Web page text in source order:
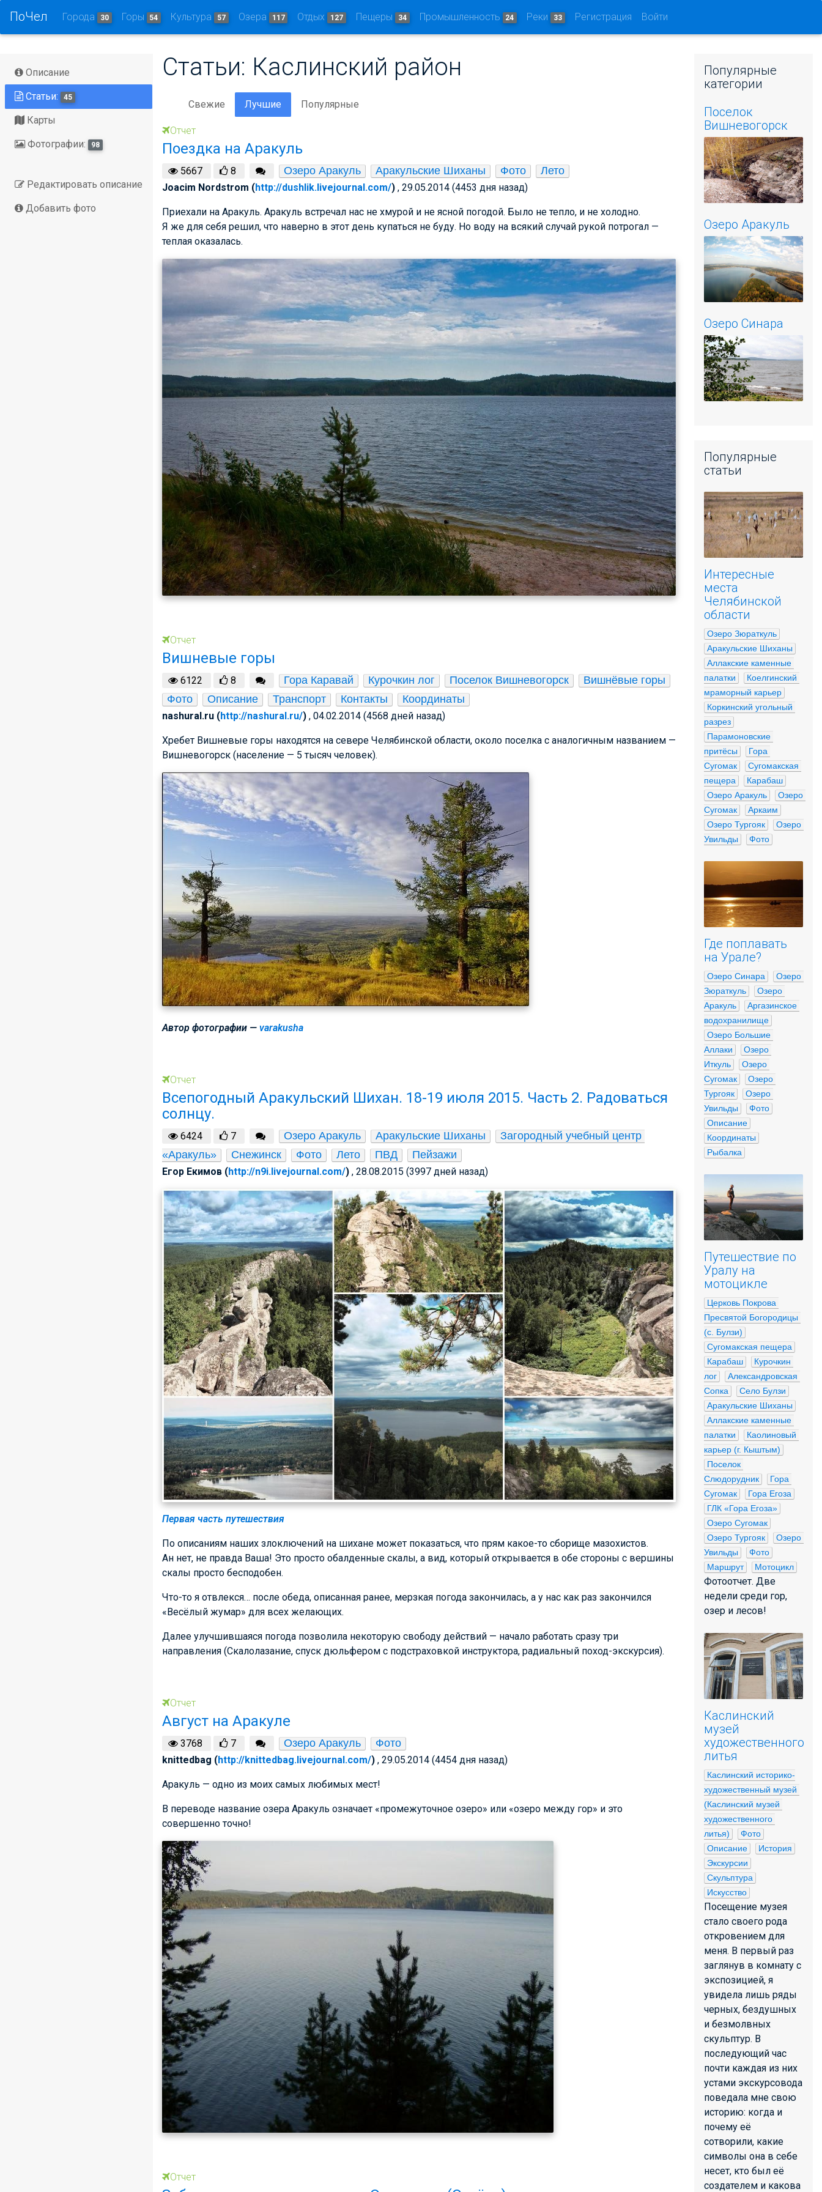
ПоЧел Города 30 Горы 54 Культура 57 Озера 117 Отдых 127 Пещеры 34 Промышленность 24 Реки 33 Регистрация Войти
Описание
Статьи: 45
Карты
Фотографии: 98
Редактировать описание
Добавить фото
Статьи: Каслинский район
Свежие Лучшие Популярные
Отчет
Поездка на Аракуль
5667 8 Озеро Аракуль Аракульские Шиханы Фото Лето
Joacim Nordstrom (http://dushlik.livejournal.com/) , 29.05.2014 (4453 дня назад)
Приехали на Аракуль. Аракуль встречал нас не хмурой и не ясной погодой. Было не тепло, и не холодно.
Я же для себя решил, что наверно в этот день купаться не буду. Но воду на всякий случай рукой потрогал —
теплая оказалась.
Отчет
Вишневые горы
6122 8 Гора Каравай Курочкин лог Поселок Вишневогорск
Вишнёвые горы
Фото
Описание Транспорт Контакты Координаты
nashural.ru (http://nashural.ru/) , 04.02.2014 (4568 дней назад)
Хребет Вишневые горы находятся на севере Челябинской области, около поселка с аналогичным названием —
Вишневогорск (население — 5 тысяч человек).
Автор фотографии — varakusha
Отчет
Всепогодный Аракульский Шихан. 18-19 июля 2015. Часть 2. Радоваться
солнцу.
6424 7 Озеро Аракуль Аракульские Шиханы
Загородный учебный центр
«Аракуль»
Снежинск Фото Лето ПВД Пейзажи
Егор Екимов (http://n9i.livejournal.com/) , 28.08.2015 (3997 дней назад)
Первая часть путешествия
По описаниям наших злоключений на шихане может показаться, что прям какое-то сборище мазохистов.
Ан нет, не правда Ваша! Это просто обалденные скалы, а вид, который открывается в обе стороны с вершины
скалы просто бесподобен.
Что-то я отвлекся… после обеда, описанная ранее, мерзкая погода закончилась, а у нас как раз закончился
«Весёлый жумар» для всех желающих.
Далее улучшившаяся погода позволила некоторую свободу действий — начало работать сразу три
направления (Скалолазание, спуск дюльфером с подстраховкой инструктора, радиальный поход-экскурсия).
Отчет
Август на Аракуле
3768 7 Озеро Аракуль Фото
knittedbag (http://knittedbag.livejournal.com/) , 29.05.2014 (4454 дня назад)
Аракуль — одно из моих самых любимых мест!
В переводе название озера Аракуль означает «промежуточное озеро» или «озеро между гор» и это
совершенно точно!
Отчет
Популярные
категории
Поселок
Вишневогорск
Озеро Аракуль
Озеро Синара
Популярные
статьи
Интересные
места
Челябинской
области
Озеро Зюраткуль
Аракульские Шиханы
Аллакские каменные
палатки
Коелгинский
мраморный карьер
Коркинский угольный
разрез
Парамоновские
притёсы
Гора
Сугомак
Сугомакская
пещера
Карабаш
Озеро Аракуль
Озеро
Сугомак
Аркаим
Озеро Тургояк
Озеро
Увильды
Фото
Где поплавать
на Урале?
Озеро Синара
Озеро
Зюраткуль
Озеро
Аракуль
Аргазинское
водохранилище
Озеро Большие
Аллаки
Озеро
Иткуль
Озеро
Сугомак
Озеро
Тургояк
Озеро
Увильды
Фото
Описание
Координаты
Рыбалка
Путешествие по
Уралу на
мотоцикле
Церковь Покрова
Пресвятой Богородицы
(с. Булзи)
Сугомакская пещера
Карабаш
Курочкин
лог
Александровская
Сопка
Село Булзи
Аракульские Шиханы
Аллакские каменные
палатки
Каолиновый
карьер (г. Кыштым)
Поселок
Слюдорудник
Гора
Сугомак
Гора Егоза
ГЛК «Гора Егоза»
Озеро Сугомак
Озеро Тургояк
Озеро
Увильды
Фото
Маршрут
Мотоцикл
Фотоотчет. Две
недели среди гор,
озер и лесов!
Каслинский
музей
художественного
литья
Каслинский историко-
художественный музей
(Каслинский музей
художественного
литья)
Фото
Описание
История
Экскурсии
Скульптура
Искусство
Посещение музея
стало своего рода
откровением для
меня. В первый раз
заглянув в комнату с
экспозицией, я
увидела лишь ряды
черных, бездушных
и безмолвных
скульптур. В
последующий час
почти каждая из них
устами экскурсовода
поведала мне свою
историю: когда и
почему её
сотворили, какие
символы она в себе
несет, кто был её
создателем и какова